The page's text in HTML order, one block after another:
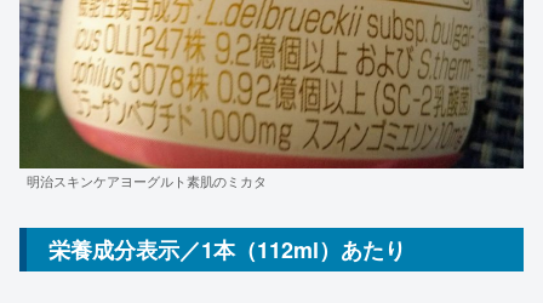
明治スキンケアヨーグルト素肌のミカタ
栄養成分表示／1本（112ml）あたり